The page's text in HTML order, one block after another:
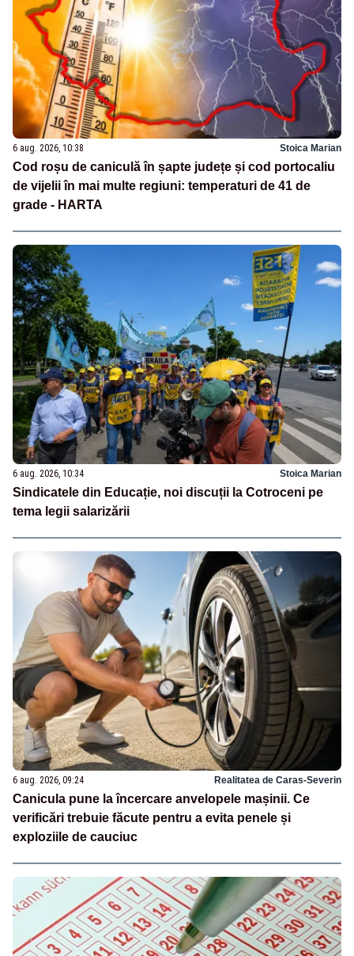
6 aug. 2026, 10:38 Stoica Marian
Cod roșu de caniculă în șapte județe și cod portocaliu
de vijelii în mai multe regiuni: temperaturi de 41 de
grade - HARTA
6 aug. 2026, 10:34 Stoica Marian
Sindicatele din Educație, noi discuții la Cotroceni pe
tema legii salarizării
6 aug. 2026, 09:24 Realitatea de Caras-Severin
Canicula pune la încercare anvelopele mașinii. Ce
verificări trebuie făcute pentru a evita penele și
exploziile de cauciuc